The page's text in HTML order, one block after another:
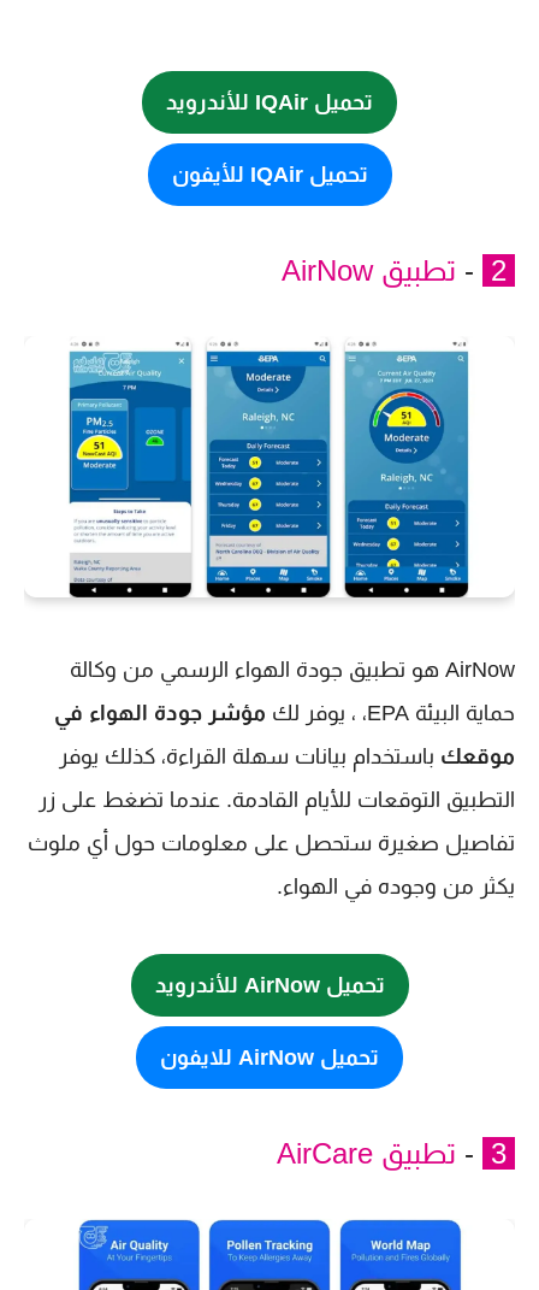
تحميل IQAir للأندرويد
تحميل IQAir للأيفون
- تطبيق AirNow
AirNow هو تطبيق جودة الهواء الرسمي من وكالة
حماية البيئة EPA، ، يوفر لك
مؤشر جودة الهواء في
موقعك باستخدام بيانات سهلة القراءة، كذلك يوفر
التطبيق التوقعات للأيام القادمة. عندما تضغط على زر
تفاصيل صغيرة ستحصل على معلومات حول أي ملوث
يكثر من وجوده في الهواء.
تحميل AirNow للأندرويد
تحميل AirNow للايفون
- تطبيق AirCare